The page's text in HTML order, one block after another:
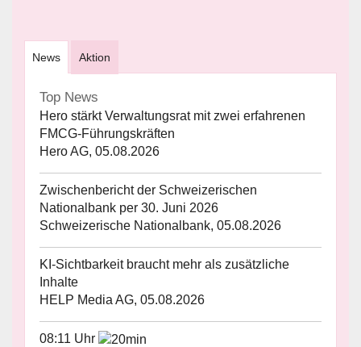
News Aktion
Top News
Hero stärkt Verwaltungsrat mit zwei erfahrenen
FMCG-Führungskräften
Hero AG, 05.08.2026
Zwischenbericht der Schweizerischen
Nationalbank per 30. Juni 2026
Schweizerische Nationalbank, 05.08.2026
KI-Sichtbarkeit braucht mehr als zusätzliche
Inhalte
HELP Media AG, 05.08.2026
08:11 Uhr